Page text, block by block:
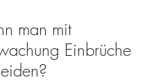
man mit
Einbrüche